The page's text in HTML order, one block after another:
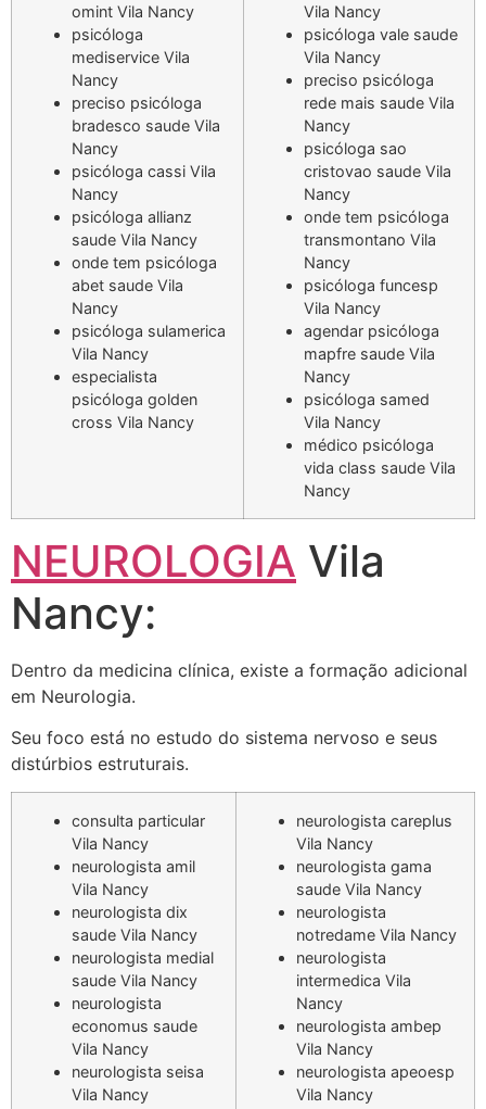
omint Vila Nancy
psicóloga
mediservice Vila
Nancy
preciso psicóloga
bradesco saude Vila
Nancy
psicóloga cassi Vila
Nancy
psicóloga allianz
saude Vila Nancy
onde tem psicóloga
abet saude Vila
Nancy
psicóloga sulamerica
Vila Nancy
especialista
psicóloga golden
cross Vila Nancy
Vila Nancy
psicóloga vale saude
Vila Nancy
preciso psicóloga
rede mais saude Vila
Nancy
psicóloga sao
cristovao saude Vila
Nancy
onde tem psicóloga
transmontano Vila
Nancy
psicóloga funcesp
Vila Nancy
agendar psicóloga
mapfre saude Vila
Nancy
psicóloga samed
Vila Nancy
médico psicóloga
vida class saude Vila
Nancy
NEUROLOGIA Vila
Nancy:
Dentro da medicina clínica, existe a formação adicional
em Neurologia.
Seu foco está no estudo do sistema nervoso e seus
distúrbios estruturais.
consulta particular
Vila Nancy
neurologista amil
Vila Nancy
neurologista dix
saude Vila Nancy
neurologista medial
saude Vila Nancy
neurologista
economus saude
Vila Nancy
neurologista seisa
Vila Nancy
neurologista careplus
Vila Nancy
neurologista gama
saude Vila Nancy
neurologista
notredame Vila Nancy
neurologista
intermedica Vila
Nancy
neurologista ambep
Vila Nancy
neurologista apeoesp
Vila Nancy